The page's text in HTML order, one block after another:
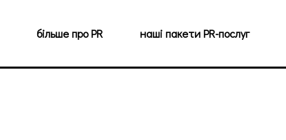
більше про PR наші пакети PR-послуг